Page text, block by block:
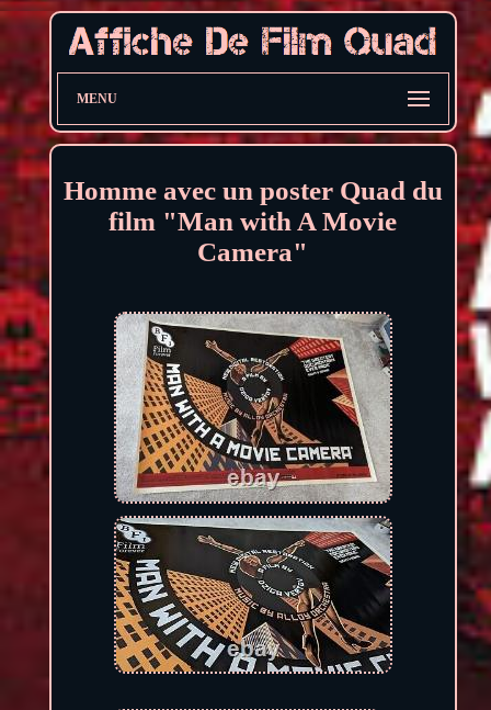
MENU
Homme avec un poster Quad du
film "Man with A Movie
Camera"